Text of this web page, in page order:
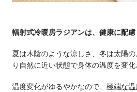
輻射式冷暖房ラジアンは、健康に配
夏は木陰のような涼しさ、冬は太陽
り自然に近い状態で身体の温度を変化
温度変化がゆるやかなので、 極端な